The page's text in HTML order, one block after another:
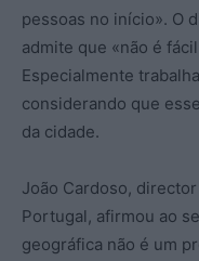
pessoas no início». O
admite que «não é
Especialmente
considerando que
da cidade.
João Cardoso,
Portugal, afirmou ao
geográfica não é um